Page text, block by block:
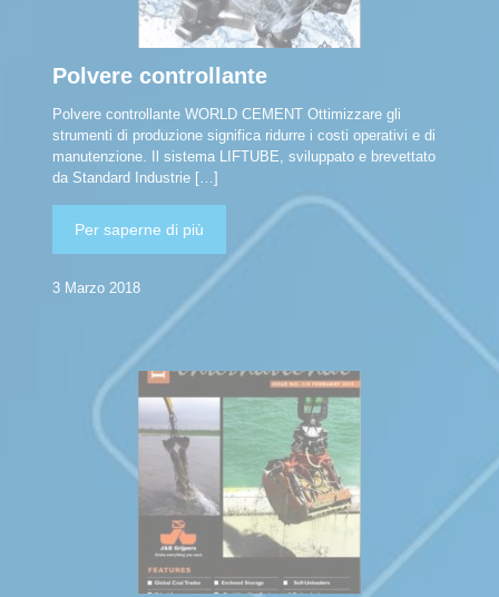
Polvere controllante
Polvere controllante WORLD CEMENT Ottimizzare gli
strumenti di produzione significa ridurre i costi operativi e di
manutenzione. Il sistema LIFTUBE, sviluppato e brevettato
da Standard Industrie[…]
Per saperne di più
3 Marzo 2018